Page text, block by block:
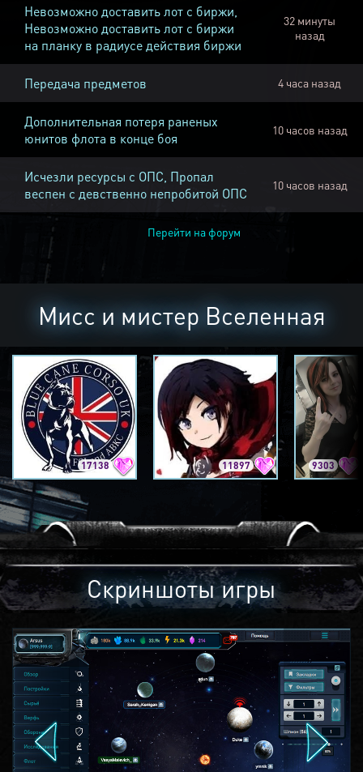
Невозможно доставить лот с биржи,
Невозможно доставить лот с биржи
на планку в радиусе действия биржи
32 минуты
назад
Передача предметов 4 часа назад
Дополнительная потеря раненых
юнитов флота в конце боя
10 часов назад
Исчезли ресурсы с ОПС, Пропал
веспен с девственно непробитой ОПС
10 часов назад
Перейти на форум
Мисс и мистер Вселенная
17138 11897 9303
Скриншоты игры